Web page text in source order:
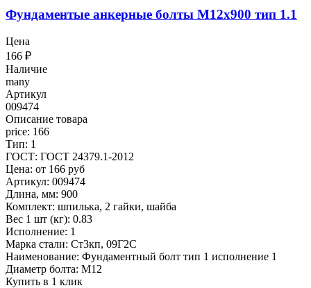
Фундаментые анкерные болты М12x900 тип 1.1
Цена
166 ₽
Наличие
many
Артикул
009474
Описание товара
price: 166
Тип: 1
ГОСТ: ГОСТ 24379.1-2012
Цена: от 166 руб
Артикул: 009474
Длина, мм: 900
Комплект: шпилька, 2 гайки, шайба
Вес 1 шт (кг): 0.83
Исполнение: 1
Марка стали: Ст3кп, 09Г2С
Наименование: Фундаментный болт тип 1 исполнение 1
Диаметр болта: М12
Купить в 1 клик